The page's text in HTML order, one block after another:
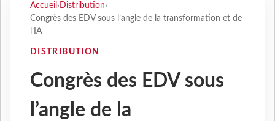
Accueil › Distribution›
Congrès des EDV sous l’angle de la transformation et de
l’IA
DISTRIBUTION
Congrès des EDV sous
l’angle de la